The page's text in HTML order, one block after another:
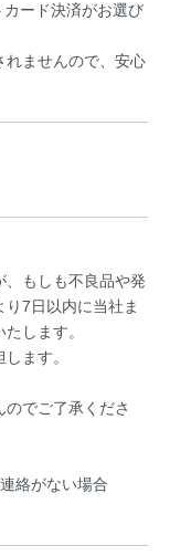
ード決済がお選び
れませんので、安心
もしも不良品や発
7日以内に当社ま
します。
ます。
でご了承くださ
絡がない場合